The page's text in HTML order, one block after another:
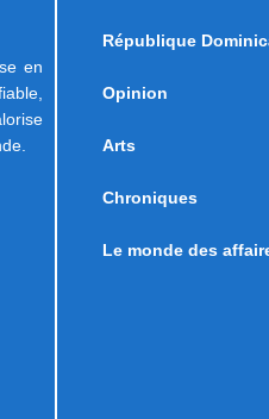
en
République
Opinion
Arts
Chroniques
Le monde des